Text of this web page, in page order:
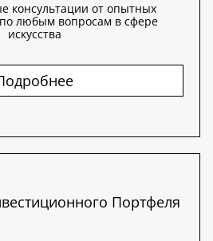
консультации от опытных
по любым вопросам в сфере
искусства
Портфеля